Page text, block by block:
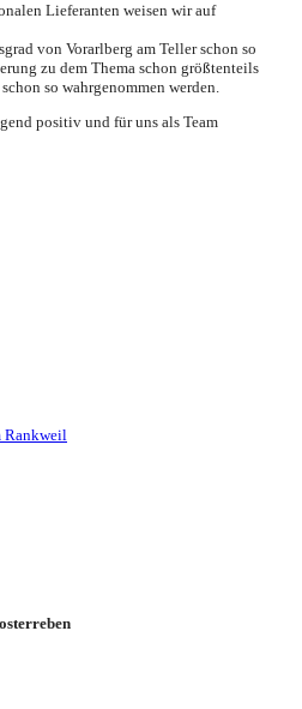
Lieferanten weisen wir auf
von Vorarlberg am Teller schon so
zu dem Thema schon größtenteils
so wahrgenommen werden.
positiv und für uns als Team